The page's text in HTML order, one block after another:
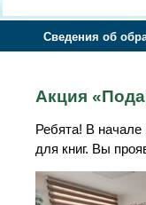
Сведения об
Акция
Ребята! В
для книг. Вы